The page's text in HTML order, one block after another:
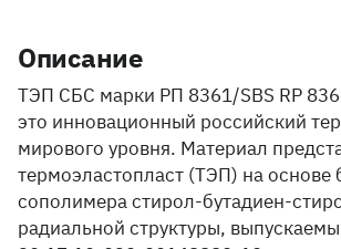
Описание
ТЭП СБС марки РП 8361/SBS RP
это инновационный российский
мирового уровня. Материал
термоэластопласт (ТЭП) на основе
сополимера стирол-бутадиен-
радиальной структуры,